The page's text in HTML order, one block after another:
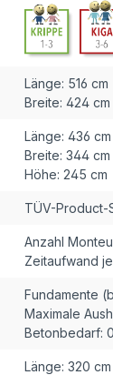
Länge: 516 cm
Breite: 424 cm
Länge: 436 cm
Breite: 344 cm
Höhe: 245 cm
TÜV-Product-
Anzahl
Zeitaufwand
Fundamente
Maximale
Betonbedarf:
Länge: 320 cm